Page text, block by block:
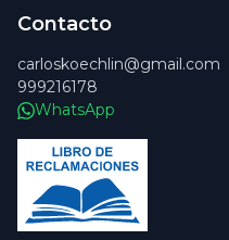
Contacto
carloskoechlin@gmail.com
999216178
WhatsApp